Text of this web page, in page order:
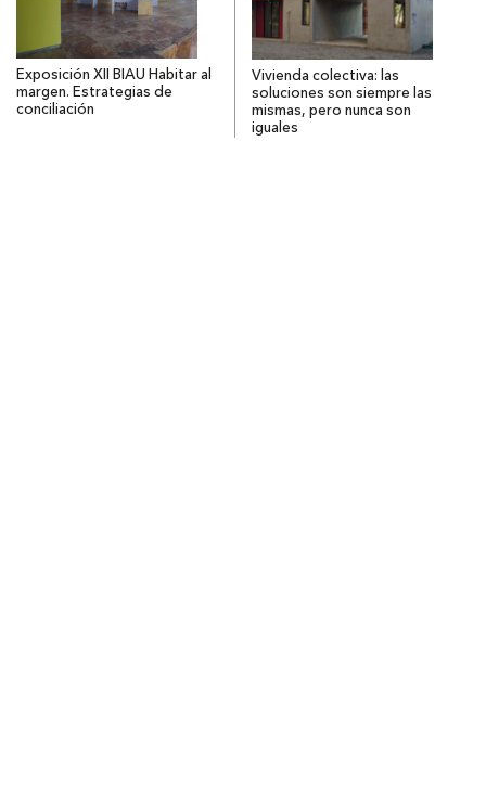
Exposición XII BIAU Habitar al
margen. Estrategias de
conciliación
Vivienda colectiva: las
soluciones son siempre las
mismas, pero nunca son
iguales